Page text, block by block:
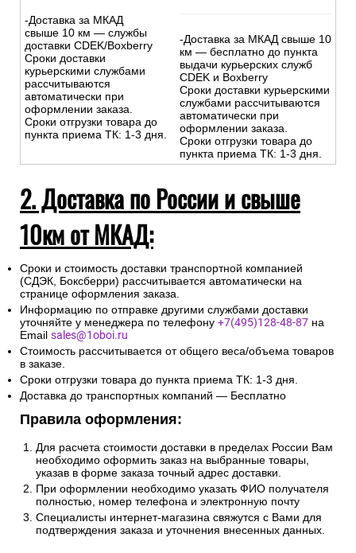
-Доставка за МКАД
свыше 10 км — службы
доставки CDEK/Boxberry
Сроки доставки
курьерскими службами
рассчитываются
автоматически при
оформлении заказа.
Сроки отгрузки товара до
пункта приема ТК: 1-3 дня.
-Доставка за МКАД свыше 10
км — бесплатно до пункта
выдачи курьерских служб
CDEK и Boxberry
Сроки доставки курьерскими
службами рассчитываются
автоматически при
оформлении заказа.
Сроки отгрузки товара до
пункта приема ТК: 1-3 дня.
2. Доставка по России и свыше
10км от МКАД:
Сроки и стоимость доставки транспортной компанией
(СДЭК, Боксберри) рассчитывается автоматически на
странице оформления заказа.
Информацию по отправке другими службами доставки
уточняйте у менеджера по телефону +7(495)128-48-87 на
Email sales@1oboi.ru
Стоимость рассчитывается от общего веса/объема товаров
в заказе.
Сроки отгрузки товара до пункта приема ТК: 1-3 дня.
Доставка до транспортных компаний — Бесплатно
Правила оформления:
Для расчета стоимости доставки в пределах России Вам
необходимо оформить заказ на выбранные товары,
указав в форме заказа точный адрес доставки.
При оформлении необходимо указать ФИО получателя
полностью, номер телефона и электронную почту
Специалисты интернет-магазина свяжутся с Вами для
подтверждения заказа и уточнения внесенных данных.